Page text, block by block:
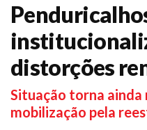
distorções
Situação torna ainda
mobilização pela
Diretoria
O Sindicato
Agenda
Casa do Alto
Sede Campestre
Nossos Convênios